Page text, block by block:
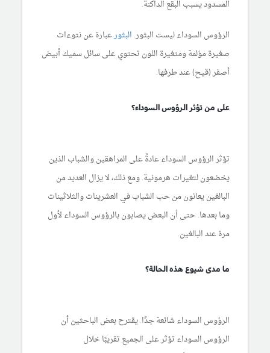
المسدود يسبب البقع الداكنة.
الرؤوس السوداء ليست البثور. البثورعبارة عن نتوءات
صغيرة مؤلمة ومتغيرة اللون تحتوي على سائل سميك أبيض
أصفر (قيح) عند طرفها.
على من تؤثر الرؤوس السوداء؟
تؤثر الرؤوس السوداء عادةً على المراهقين والشباب الذين
يخضعون لتغيرات هرمونية. ومع ذلك، لا يزال العديد من
البالغين يعانون من حب الشباب في العشرينات والثلاثينات
وما بعدها. حتى أن البعض يصابون بالرؤوس السوداء لأول
مرة عند البالغين.
ما مدى شيوع هذه الحالة؟
الرؤوس السوداء شائعة جدًا. يقترح بعض الباحثين أن
الرؤوس السوداء تؤثر على الجميع تقريبًا خلال